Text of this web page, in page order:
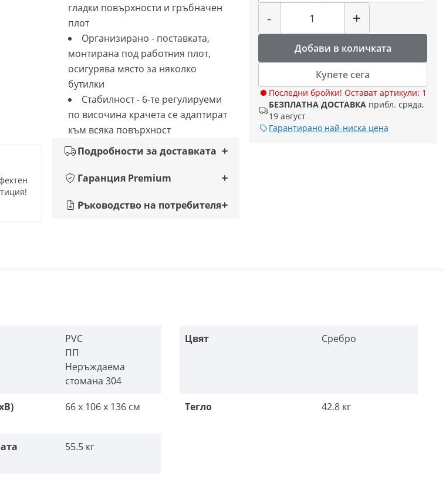
-
Количество
+
Добави в количката
Купете сега
Последни бройки! Остават артикули: 1
БЕЗПЛАТНА ДОСТАВКА прибл. сряда,
19 август
Гарантирано най-ниска цена
гладки повърхности и гръбначен
плот
Организирано - поставката,
монтирана под работния плот,
осигурява място за няколко
бутилки
Стабилност - 6-те регулируеми
по височина крачета се адаптират
към всяка повърхност
Подробности за доставката
Гаранция Premium
Ръководство на потребителя
PVC
ПП
Неръждаема
стомана 304
Цвят Сребро
66 x 106 x 136 см Тегло 42.8 кг
55.5 кг